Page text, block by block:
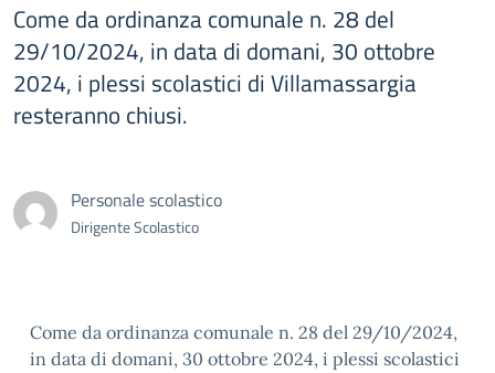
Come da ordinanza comunale n. 28 del
29/10/2024, in data di domani, 30 ottobre
2024, i plessi scolastici di Villamassargia
resteranno chiusi.
Personale scolastico
Dirigente Scolastico
Come da ordinanza comunale n. 28 del 29/10/2024,
in data di domani, 30 ottobre 2024, i plessi scolastici